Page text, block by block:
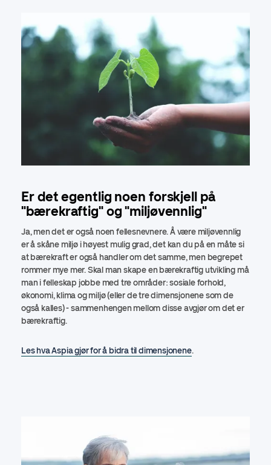
Er det egentlig noen forskjell på
"bærekraftig" og "miljøvennlig"
Ja, men det er også noen fellesnevnere. Å være miljøvennlig
er å skåne miljø i høyest mulig grad, det kan du på en måte si
at bærekraft er også handler om det samme, men begrepet
rommer mye mer. Skal man skape en bærekraftig utvikling må
man i felleskap jobbe med tre områder: sosiale forhold,
økonomi, klima og miljø (eller de tre dimensjonene som de
også kalles) - sammenhengen mellom disse avgjør om det er
bærekraftig.
Les hva Aspia gjør for å bidra til dimensjonene.